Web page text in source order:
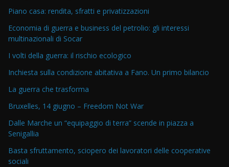
Piano casa: rendita, sfratti e privatizzazioni
Economia di guerra e business del petrolio: gli interessi
multinazionali di Socar
I volti della guerra: il rischio ecologico
Inchiesta sulla condizione abitativa a Fano. Un primo bilancio
La guerra che trasforma
Bruxelles, 14 giugno – Freedom Not War
Dalle Marche un “equipaggio di terra” scende in piazza a
Senigallia
Basta sfruttamento, sciopero dei lavoratori delle cooperative
sociali